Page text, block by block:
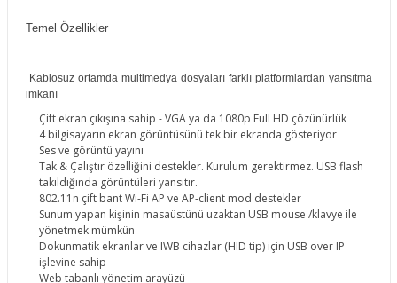
Temel Özellikler
Kablosuz ortamda multimedya dosyaları farklı platformlardan yansıtma
imkanı
Çift ekran çıkışına sahip - VGA ya da 1080p Full HD çözünürlük
4 bilgisayarın ekran görüntüsünü tek bir ekranda gösteriyor
Ses ve görüntü yayını
Tak & Çalıştır özelliğini destekler. Kurulum gerektirmez. USB flash
takıldığında görüntüleri yansıtır.
802.11n çift bant Wi-Fi AP ve AP-client mod destekler
Sunum yapan kişinin masaüstünü uzaktan USB mouse /klavye ile
yönetmek mümkün
Dokunmatik ekranlar ve IWB cihazlar (HID tip) için USB over IP
işlevine sahip
Web tabanlı yönetim arayüzü